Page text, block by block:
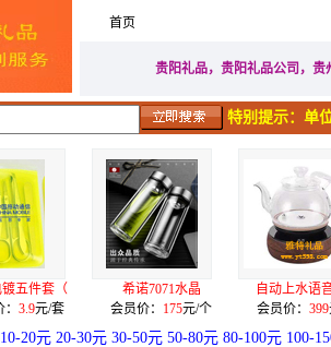
首页
贵阳礼品，贵阳礼品公司，
特别提示：单
希诺7071水晶
会员价：175
自动上水语音无按
会员价：399
100
会员
10-20元 20-30元 30-50元 50-80元 80-100元 100-